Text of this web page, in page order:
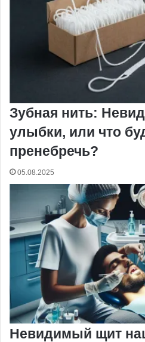
Зубная нить:
улыбки, или что
пренебречь?
05.08.2025
Невидимый щит